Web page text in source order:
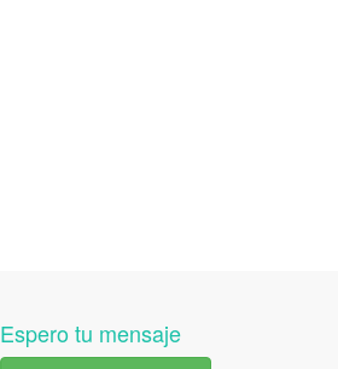
Espero tu mensaje